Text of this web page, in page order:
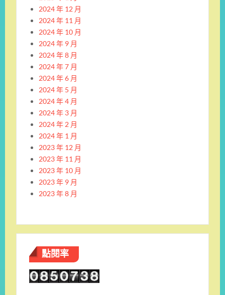
2024 年 12 月
2024 年 11 月
2024 年 10 月
2024 年 9 月
2024 年 8 月
2024 年 7 月
2024 年 6 月
2024 年 5 月
2024 年 4 月
2024 年 3 月
2024 年 2 月
2024 年 1 月
2023 年 12 月
2023 年 11 月
2023 年 10 月
2023 年 9 月
2023 年 8 月
點閱率